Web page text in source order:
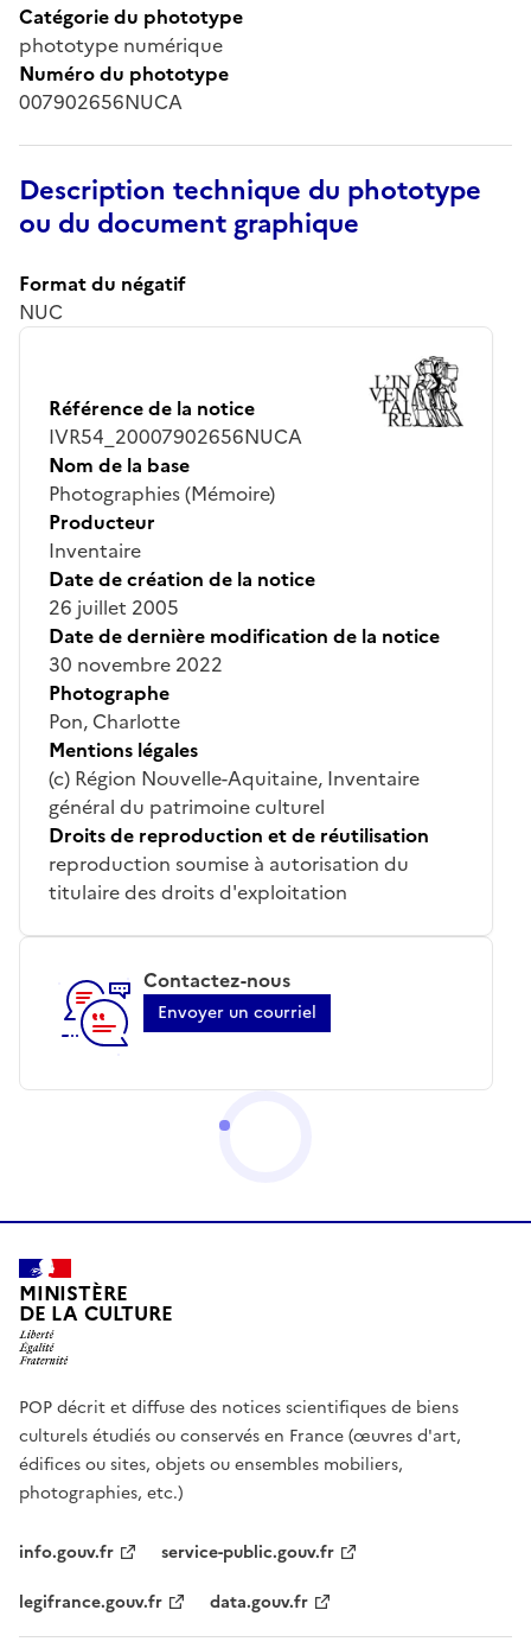
Catégorie du phototype
phototype numérique
Numéro du phototype
007902656NUCA
Description technique du phototype
ou du document graphique
Format du négatif
NUC
Référence de la notice
IVR54_20007902656NUCA
Nom de la base
Photographies (Mémoire)
Producteur
Inventaire
Date de création de la notice
26 juillet 2005
Date de dernière modification de la notice
30 novembre 2022
Photographe
Pon, Charlotte
Mentions légales
(c) Région Nouvelle-Aquitaine, Inventaire
général du patrimoine culturel
Droits de reproduction et de réutilisation
reproduction soumise à autorisation du
titulaire des droits d'exploitation
Contactez-nous
Envoyer un courriel
MINISTÈRE
DE LA CULTURE
POP décrit et diffuse des notices scientifiques de biens
culturels étudiés ou conservés en France (œuvres d'art,
édifices ou sites, objets ou ensembles mobiliers,
photographies, etc.)
info.gouv.fr
service-public.gouv.fr
legifrance.gouv.fr
data.gouv.fr